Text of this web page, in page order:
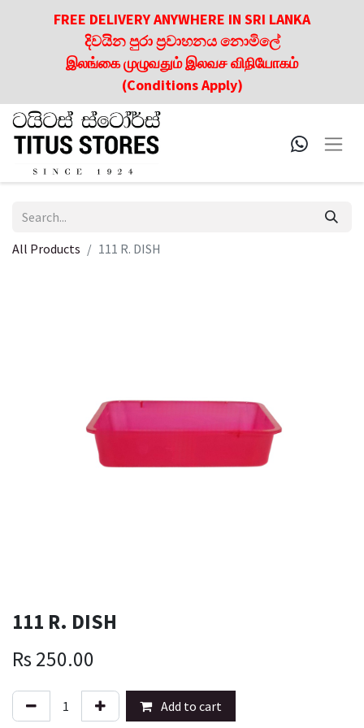
FREE DELIVERY ANYWHERE IN SRI LANKA
දිවයින පුරා ප්‍රවාහනය නොමිලේ
இலங்கை முழுவதும் இலவச விநியோகம்
(Conditions Apply)
All Products 111 R. DISH
111 R. DISH
Rs 250.00
Add to cart